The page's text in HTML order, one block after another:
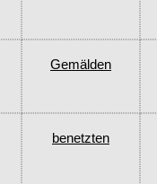
Gemälden
benetzten